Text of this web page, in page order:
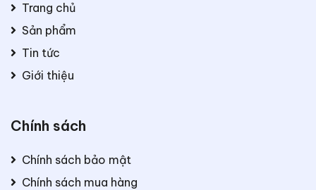
Trang chủ
Sản phẩm
Tin tức
Giới thiệu
Chính sách
Chính sách bảo mật
Chính sách mua hàng